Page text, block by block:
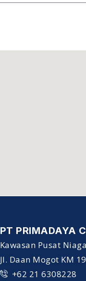
PT PRIMADAYA
Kawasan Pusat
Jl. Daan Mogot KM
+62 21 6308228